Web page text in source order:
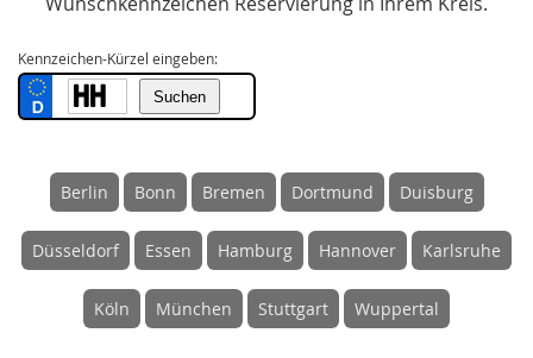
Kennzeichen-Kürzel eingeben:
Berlin Bonn Bremen Dortmund Duisburg
Düsseldorf Essen Hamburg Hannover Karlsruhe
Köln München Stuttgart Wuppertal